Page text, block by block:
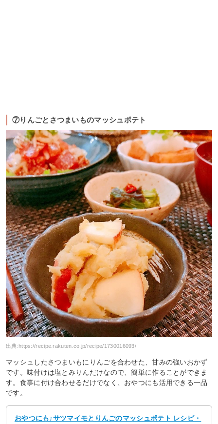
⑦りんごとさつまいものマッシュポテト
出典: https://recipe.rakuten.co.jp/recipe/1730016093/
マッシュしたさつまいもにりんごを合わせた、甘みの強いおかず
です。味付けは塩とみりんだけなので、簡単に作ることができま
す。食事に付け合わせるだけでなく、おやつにも活用できる一品
です。
おやつにも♪サツマイモとりんごのマッシュポテト レシピ・